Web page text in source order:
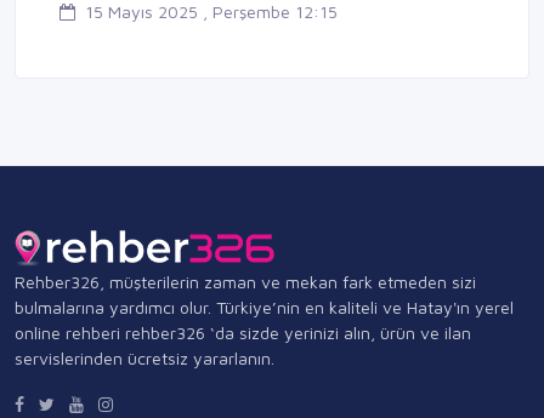
15 Mayıs 2025 , Perşembe 12:15
Rehber326, müşterilerin zaman ve mekan fark etmeden sizi
bulmalarına yardımcı olur. Türkiye’nin en kaliteli ve Hatay'ın yerel
online rehberi rehber326 ‘da sizde yerinizi alın, ürün ve ilan
servislerinden ücretsiz yararlanın.